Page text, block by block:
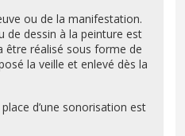
ou de la manifestation.
de dessin à la peinture est
être réalisé sous forme de
la veille et enlevé dès la
d’une sonorisation est